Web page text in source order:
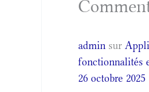
admin sur
fonctionnalités
26 octobre 2025